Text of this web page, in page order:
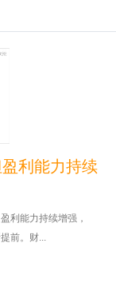
利能力持续
利能力持续增强，
前。财...